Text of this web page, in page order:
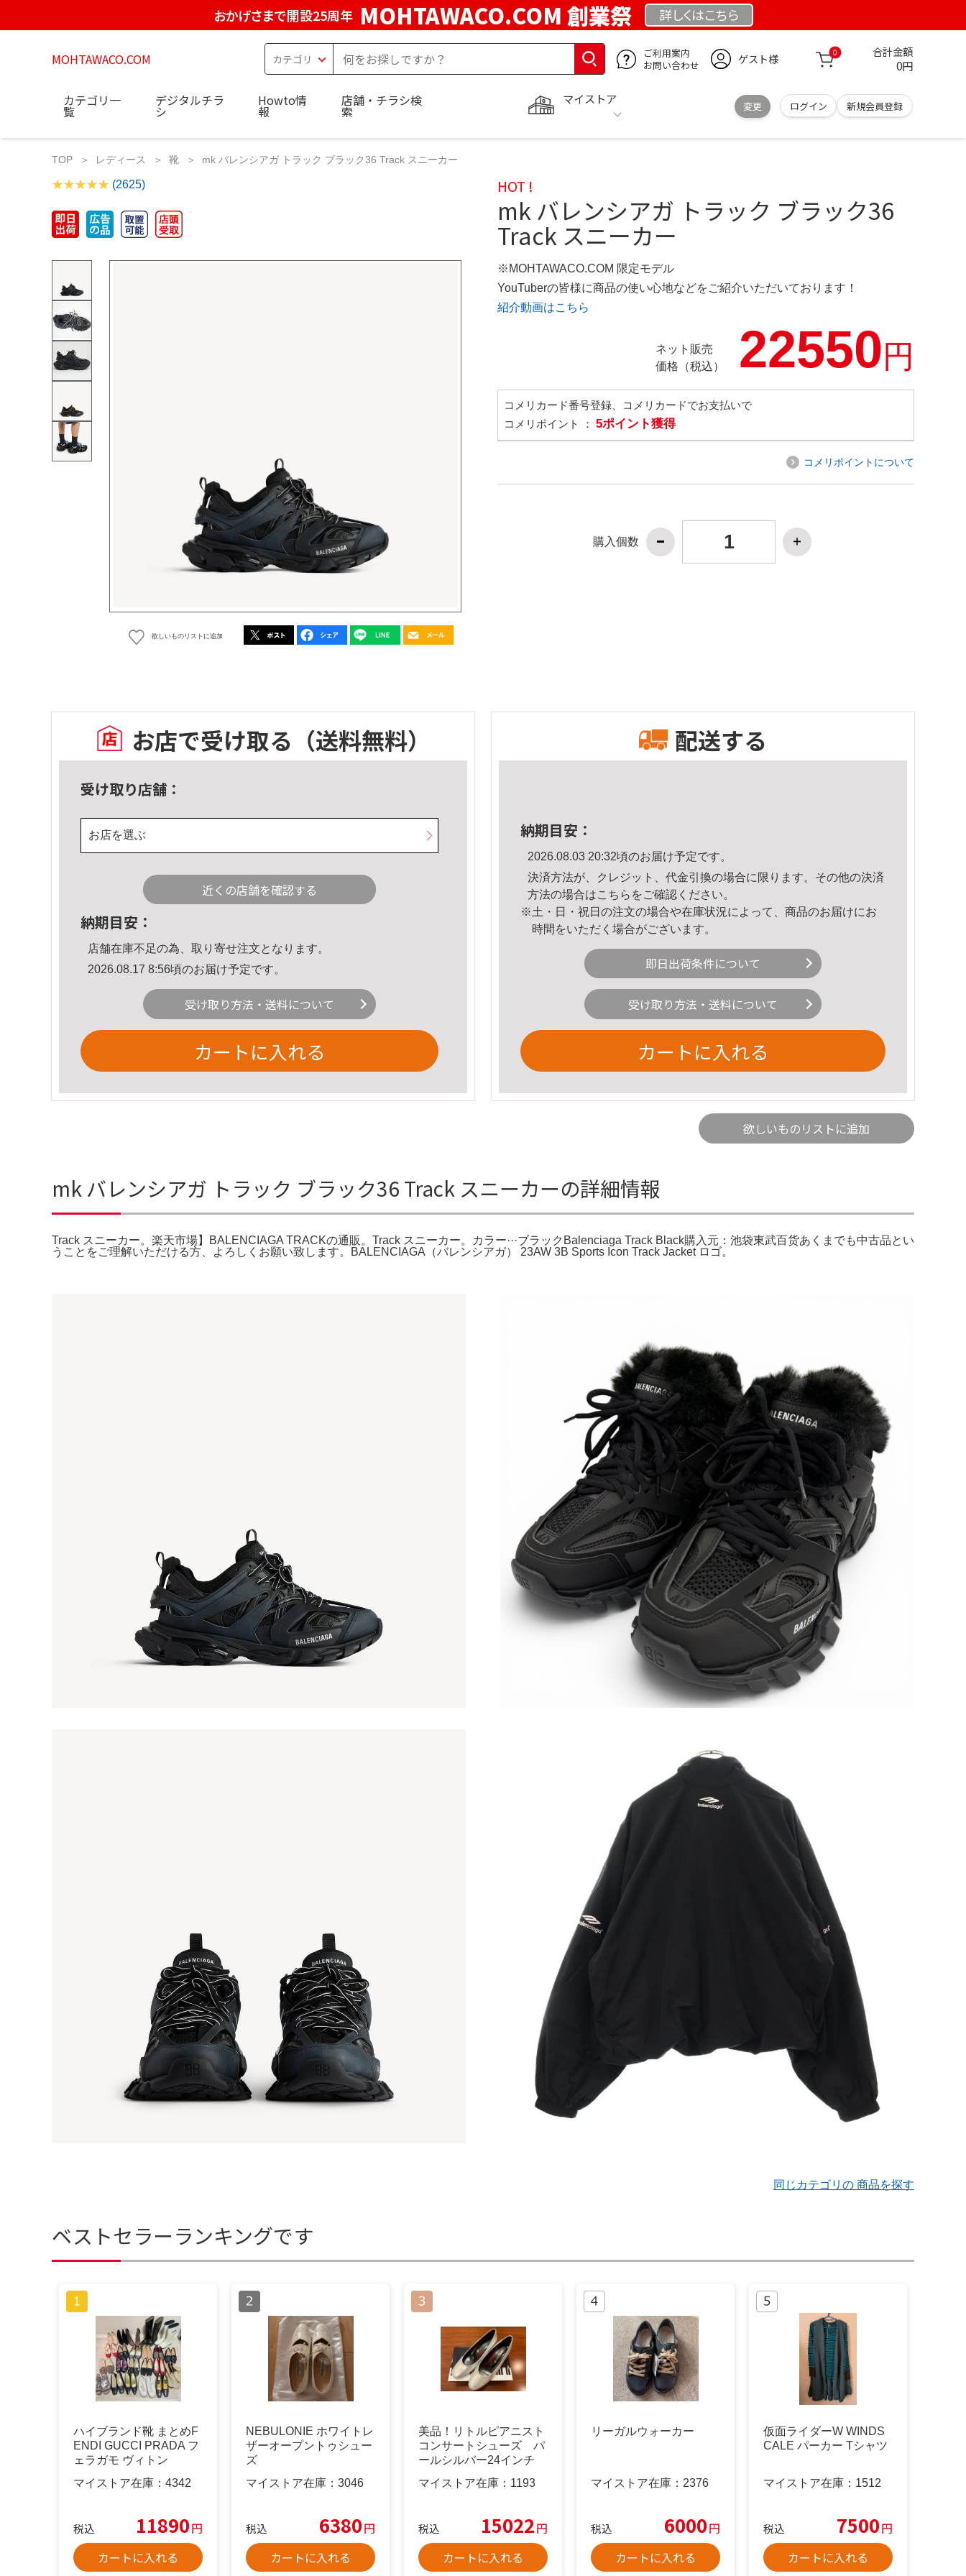
おかげさまで開設25周年 MOHTAWACO.COM 創業祭 詳しくはこちら
MOHTAWACO.COM
ご利用案内
お問い合わせ
ゲスト様 0 合計金額
0円
マイストア
変更 ログイン 新規会員登録
カテゴリ一
覧
デジタルチラ
シ
Howto情
報
店舗・チラシ検
索
TOP レディース 靴 mk バレンシアガ トラック ブラック36 Track スニーカー
(2625)
欲しいものリストに追加
HOT !
mk バレンシアガ トラック ブラック36
Track スニーカー
※MOHTAWACO.COM 限定モデル
YouTuberの皆様に商品の使い心地などをご紹介いただいております！
紹介動画はこちら
ネット販売
価格（税込）
22550円
コメリカード番号登録、コメリカードでお支払いで
コメリポイント ： 5ポイント獲得
コメリポイントについて
購入個数
お店で受け取る （送料無料）
受け取り店舗：
お店を選ぶ
近くの店舗を確認する
納期目安：
店舗在庫不足の為、取り寄せ注文となります。
2026.08.17 8:56頃のお届け予定です。
受け取り方法・送料について
カートに入れる
配送する
納期目安：
2026.08.03 20:32頃のお届け予定です。
決済方法が、クレジット、代金引換の場合に限ります。その他の決済
方法の場合はこちら をご確認ください。
※土・日・祝日の注文の場合や在庫状況によって、商品のお届けにお
時間をいただく場合がございます。
即日出荷条件について
受け取り方法・送料について
カートに入れる
欲しいものリストに追加
mk バレンシアガ トラック ブラック36 Track スニーカーの詳細情報
Track スニーカー。楽天市場】BALENCIAGA TRACKの通販。Track スニーカー。カラー···ブラックBalenciaga Track Black購入元：池袋東武百货あくまでも中古品とい
うことをご理解いただける方、よろしくお願い致します。BALENCIAGA（バレンシアガ） 23AW 3B Sports Icon Track Jacket ロゴ。
同じカテゴリの 商品を探す
ベストセラーランキングです
ハイブランド靴 まとめF
ENDI GUCCI PRADA フ
ェラガモ ヴィトン
マイストア在庫： 4342
税込 11890円
カートに入れる
NEBULONIE ホワイトレ
ザーオープントゥシュー
ズ
マイストア在庫： 3046
税込 6380円
カートに入れる
美品！リトルピアニスト
コンサートシューズ パ
ールシルバー24インチ
マイストア在庫： 1193
税込 15022円
カートに入れる
リーガルウォーカー
マイストア在庫： 2376
税込 6000円
カートに入れる
仮面ライダーW WINDS
CALE パーカー Tシャツ
マイストア在庫： 1512
税込 7500円
カートに入れる